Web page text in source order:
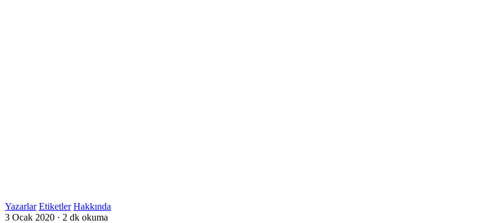
Yazarlar Etiketler Hakkında
3 Ocak 2020 · 2 dk okuma